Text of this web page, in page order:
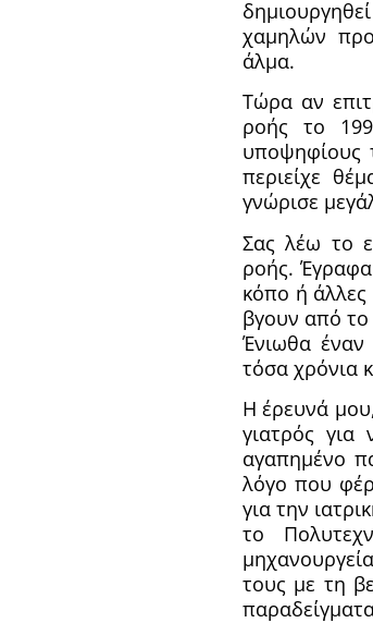
χαμηλών
άλμα.
Tώρα αν
ροής το
υποψηφίους
περιείχε
γνώρισε
Σας λέω το
ροής.
κόπο ή
βγουν από
Ένιωθα
τόσα χρόνια
Η έρευνά
γιατρός
αγαπημένο
λόγο που
για την
το
τους με τη